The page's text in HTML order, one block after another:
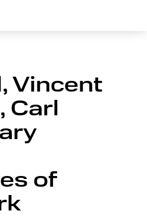
Vincent
Carl
of